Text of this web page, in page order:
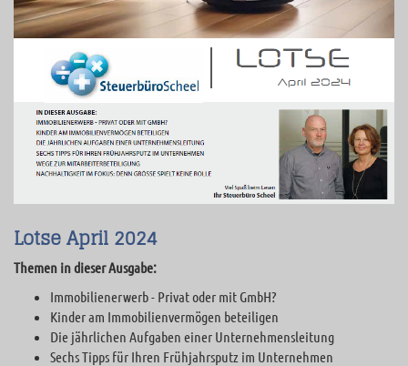
Lotse April 2024
Themen in dieser Ausgabe:
Immobilienerwerb - Privat oder mit GmbH?
Kinder am Immobilienvermögen beteiligen
Die jährlichen Aufgaben einer Unternehmensleitung
Sechs Tipps für Ihren Frühjahrsputz im Unternehmen